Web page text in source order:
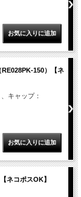
150）【ネ
キャップ：
ネコポスOK】